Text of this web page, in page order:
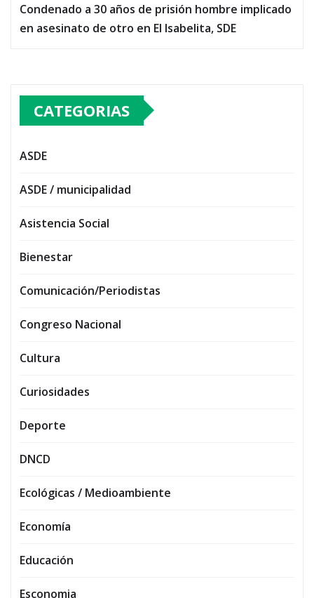
Condenado a 30 años de prisión hombre implicado
en asesinato de otro en El Isabelita, SDE
CATEGORIAS
ASDE
ASDE / municipalidad
Asistencia Social
Bienestar
Comunicación/Periodistas
Congreso Nacional
Cultura
Curiosidades
Deporte
DNCD
Ecológicas / Medioambiente
Economía
Educación
Esconomia